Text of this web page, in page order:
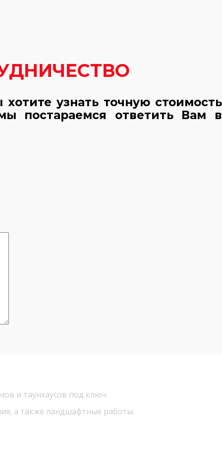
узнать точную стоимость
постараемся ответить Вам в
и таунхаусов под ключ.
а также ландшафтные работы.